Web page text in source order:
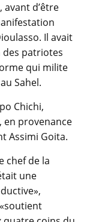
d’être
Il avait
des patriotes
qui milite
Sahel.
Chichi,
en provenance
Assimi Goita.
chef de la
une